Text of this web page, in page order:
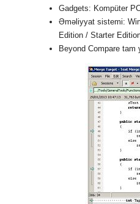
Gadgets: Kompüter
Əməliyyat sistemi:
Edition / Starter
Beyond Compare tam